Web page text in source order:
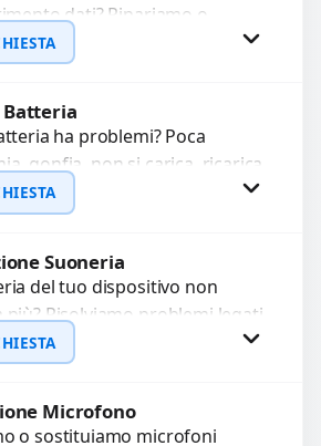
WhatsApp
dati? Ripariamo o
connettori di ricarica guasti,
danneggiati,...
Richiedi Preventivo
WhatsApp
Batteria
ha problemi? Poca
gonfia, non si carica, ricarica
di ricarica esauriti?
la...
Richiedi Preventivo
WhatsApp
Suoneria
del tuo dispositivo non
più? Risolviamo problemi legati
audio difettosi con interventi
Richiedi Preventivo
Microfono
o sostituiamo microfoni